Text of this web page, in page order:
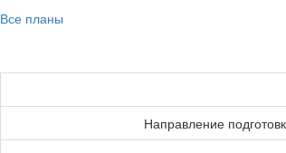
Все планы
Направление